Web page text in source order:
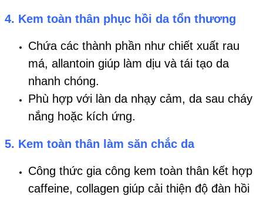
4. Kem toàn thân phục hồi da tổn thương
Chứa các thành phần như chiết xuất rau
má, allantoin giúp làm dịu và tái tạo da
nhanh chóng.
Phù hợp với làn da nhạy cảm, da sau cháy
nắng hoặc kích ứng.
5. Kem toàn thân làm săn chắc da
Công thức gia công kem toàn thân kết hợp
caffeine, collagen giúp cải thiện độ đàn hồi